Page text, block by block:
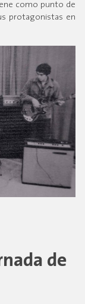
como punto de
protagonistas en
de